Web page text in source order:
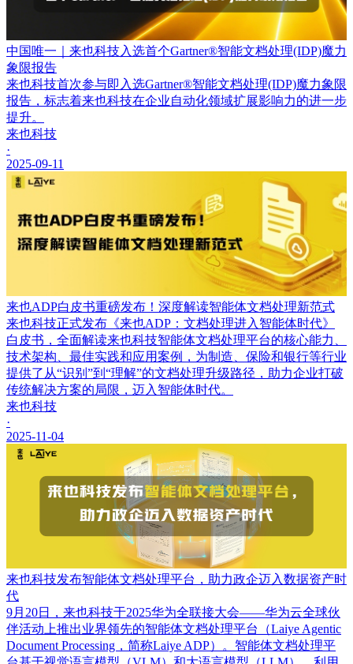
中国唯一｜来也科技入选首个Gartner®智能文档处理(IDP)魔力
象限报告
来也科技首次参与即入选Gartner®智能文档处理(IDP)魔力象限
报告，标志着来也科技在企业自动化领域扩展影响力的进一步
提升。
来也科技
·
2025-09-11
来也ADP白皮书重磅发布！深度解读智能体文档处理新范式
来也科技正式发布《来也ADP：文档处理进入智能体时代》
白皮书，全面解读来也科技智能体文档处理平台的核心能力、
技术架构、最佳实践和应用案例，为制造、保险和银行等行业
提供了从“识别”到“理解”的文档处理升级路径，助力企业打破
传统解决方案的局限，迈入智能体时代。
来也科技
·
2025-11-04
来也科技发布智能体文档处理平台，助力政企迈入数据资产时
代
9月20日，来也科技于2025华为全联接大会——华为云全球伙
伴活动上推出业界领先的智能体文档处理平台（Laiye Agentic
Document Processing，简称Laiye ADP）。智能体文档处理平